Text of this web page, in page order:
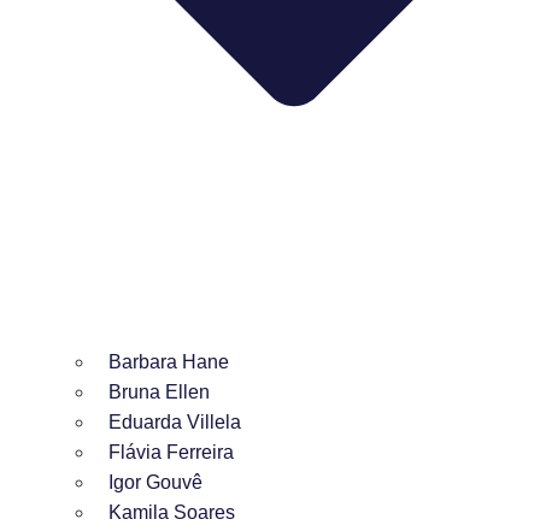
Barbara Hane
Bruna Ellen
Eduarda Villela
Flávia Ferreira
Igor Gouvê
Kamila Soares